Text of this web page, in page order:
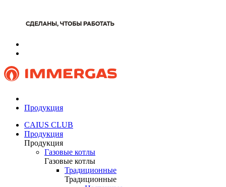
Продукция
CAIUS CLUB
Продукция
Продукция
Газовые котлы
Газовые котлы
Традиционные
Традиционные